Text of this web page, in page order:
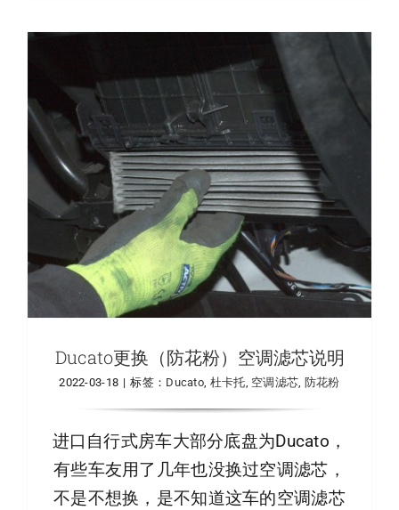
Ducato更换（防花粉）空调滤芯说明
2022-03-18 | 标签： Ducato, 杜卡托, 空调滤芯, 防花粉
进口自行式房车大部分底盘为Ducato，
有些车友用了几年也没换过空调滤芯，
不是不想换，是不知道这车的空调滤芯